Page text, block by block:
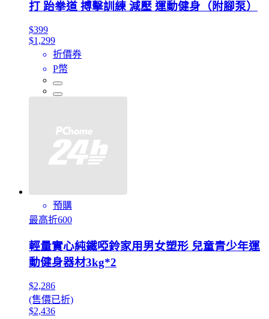
打 跆拳道 搏擊訓練 減壓 運動健身（附腳泵）
$399
$1,299
折價券
P幣
預購
最高折600
輕量實心純鐵啞鈴家用男女塑形 兒童青少年運
動健身器材3kg*2
$2,286
(售價已折)
$2,436